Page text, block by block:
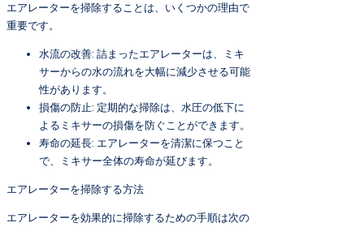
エアレーターを掃除することは、いくつかの理由で
重要です。
水流の改善: 詰まったエアレーターは、ミキ
サーからの水の流れを大幅に減少させる可能
性があります。
損傷の防止: 定期的な掃除は、水圧の低下に
よるミキサーの損傷を防ぐことができます。
寿命の延長: エアレーターを清潔に保つこと
で、ミキサー全体の寿命が延びます。
エアレーターを掃除する方法
エアレーターを効果的に掃除するための手順は次の